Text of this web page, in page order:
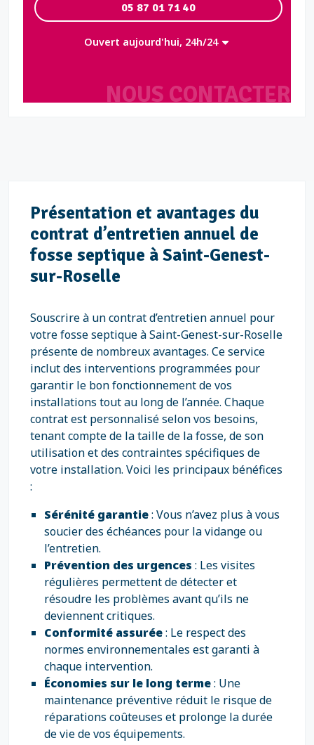
NOUS CONTACTER
05 87 01 71 40
Ouvert aujourd'hui, 24h/24
Présentation et avantages du
contrat d’entretien annuel de
fosse septique à Saint-Genest-
sur-Roselle
Souscrire à un contrat d’entretien annuel pour
votre fosse septique à Saint-Genest-sur-Roselle
présente de nombreux avantages. Ce service
inclut des interventions programmées pour
garantir le bon fonctionnement de vos
installations tout au long de l’année. Chaque
contrat est personnalisé selon vos besoins,
tenant compte de la taille de la fosse, de son
utilisation et des contraintes spécifiques de
votre installation. Voici les principaux bénéfices
:
Sérénité garantie: Vous n’avez plus à vous
soucier des échéances pour la vidange ou
l’entretien.
Prévention des urgences : Les visites
régulières permettent de détecter et
résoudre les problèmes avant qu’ils ne
deviennent critiques.
Conformité assurée: Le respect des
normes environnementales est garanti à
chaque intervention.
Économies sur le long terme: Une
maintenance préventive réduit le risque de
réparations coûteuses et prolonge la durée
de vie de vos équipements.